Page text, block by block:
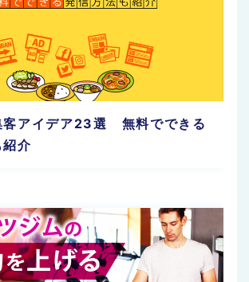
客アイデア23選 無料でできる
介